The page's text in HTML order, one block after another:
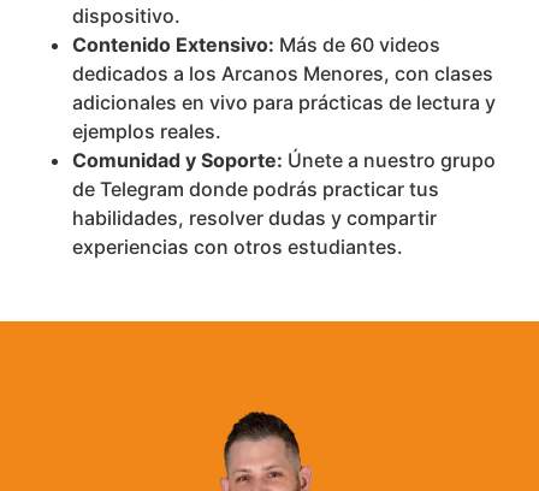
dispositivo.
Contenido Extensivo: Más de 60 videos
dedicados a los Arcanos Menores, con clases
adicionales en vivo para prácticas de lectura y
ejemplos reales.
Comunidad y Soporte: Únete a nuestro grupo
de Telegram donde podrás practicar tus
habilidades, resolver dudas y compartir
experiencias con otros estudiantes.